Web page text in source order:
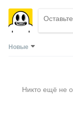
Новые
Никто ещё не